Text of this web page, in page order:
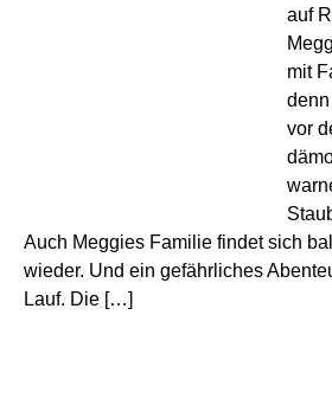
auf
mit
vor
Auch Meggies Familie findet sich
wieder. Und ein gefährliches
Lauf. Die […]